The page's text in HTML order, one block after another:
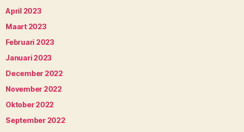
April 2023
Maart 2023
Februari 2023
Januari 2023
December 2022
November 2022
Oktober 2022
September 2022